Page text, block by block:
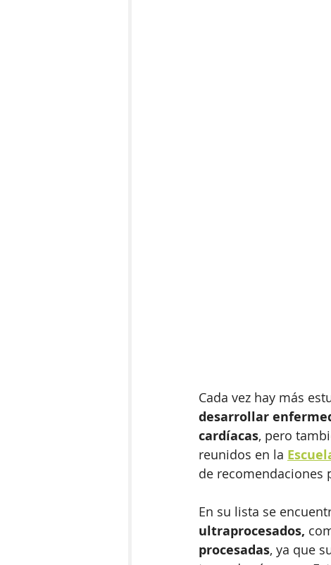
Cada vez hay más
desarrollar
cardíacas, pero
reunidos en la
de recomendaciones
En su lista se
ultraprocesados,
procesadas, ya que